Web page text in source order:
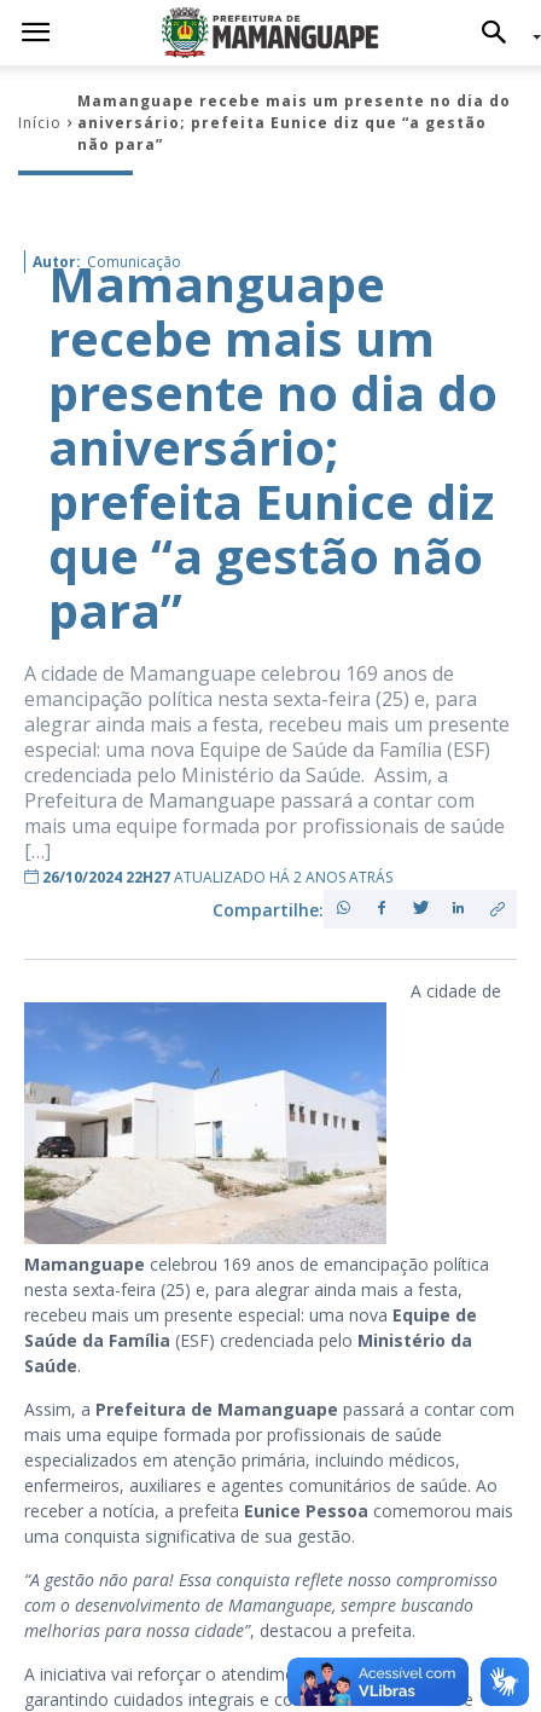
Início
Mamanguape recebe mais um presente no dia do
aniversário; prefeita Eunice diz que “a gestão
não para”
Autor: Comunicação
Mamanguape
recebe mais um
presente no dia do
aniversário;
prefeita Eunice diz
que “a gestão não
para”
A cidade de Mamanguape celebrou 169 anos de
emancipação política nesta sexta-feira (25) e, para
alegrar ainda mais a festa, recebeu mais um presente
especial: uma nova Equipe de Saúde da Família (ESF)
credenciada pelo Ministério da Saúde. Assim, a
Prefeitura de Mamanguape passará a contar com
mais uma equipe formada por profissionais de saúde
[…]
26/10/2024 22H27ATUALIZADO HÁ 2 ANOS ATRÁS
Compartilhe:
A cidade de
Mamanguape celebrou 169 anos de emancipação política
nesta sexta-feira (25) e, para alegrar ainda mais a festa,
recebeu mais um presente especial: uma nova Equipe de
Saúde da Família (ESF) credenciada pelo Ministério da
Saúde.
Assim, a Prefeitura de Mamanguape passará a contar com
mais uma equipe formada por profissionais de saúde
especializados em atenção primária, incluindo médicos,
enfermeiros, auxiliares e agentes comunitários de saúde. Ao
receber a notícia, a prefeita Eunice Pessoa comemorou mais
uma conquista significativa de sua gestão.
“A gestão não para! Essa conquista reflete nosso compromisso
com o desenvolvimento de Mamanguape, sempre buscando
melhorias para nossa cidade”, destacou a prefeita.
A iniciativa vai reforçar o atendimento médico na cidade,
garantindo cuidados integrais e continuados às famílias e